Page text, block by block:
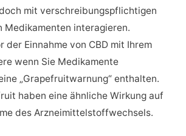
mit verschreibungspflichtigen
Medikamenten interagieren.
der Einnahme von CBD mit Ihrem
wenn Sie Medikamente
„Grapefruitwarnung“ enthalten.
haben eine ähnliche Wirkung auf
des Arzneimittelstoffwechsels.